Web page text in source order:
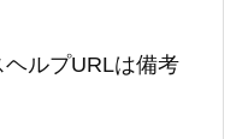
ルプURLは備考